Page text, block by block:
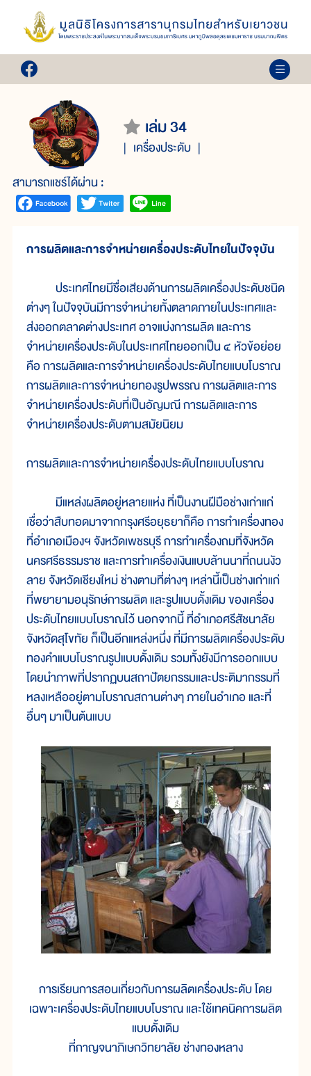
เล่ม 34
เครื่องประดับ
สามารถแชร์ได้ผ่าน :
การผลิตและการจำหน่ายเครื่องประดับไทยในปัจจุบัน
ประเทศไทยมีชื่อเสียงด้านการผลิตเครื่องประดับชนิด
ต่างๆ ในปัจจุบันมีการจำหน่ายทั้งตลาดภายในประเทศและ
ส่งออกตลาดต่างประเทศ อาจแบ่งการผลิต และการ
จำหน่ายเครื่องประดับในประเทศไทยออกเป็น ๔ หัวข้อย่อย
คือ การผลิตและการจำหน่ายเครื่องประดับไทยแบบโบราณ
การผลิตและการจำหน่ายทองรูปพรรณ การผลิตและการ
จำหน่ายเครื่องประดับที่เป็นอัญมณี การผลิตและการ
จำหน่ายเครื่องประดับตามสมัยนิยม
การผลิตและการจำหน่ายเครื่องประดับไทยแบบโบราณ
มีแหล่งผลิตอยู่หลายแห่ง ที่เป็นงานฝีมือช่างเก่าแก่
เชื่อว่าสืบทอดมาจากกรุงศรีอยุธยาก็คือ การทำเครื่องทอง
ที่อำเภอเมืองฯ จังหวัดเพชรบุรี การทำเครื่องถมที่จังหวัด
นครศรีธรรมราช และการทำเครื่องเงินแบบล้านนาที่ถนนงัว
ลาย จังหวัดเชียงใหม่ ช่างตามที่ต่างๆ เหล่านี้เป็นช่างเก่าแก่
ที่พยายามอนุรักษ์การผลิต และรูปแบบดั้งเดิม ของเครื่อง
ประดับไทยแบบโบราณไว้ นอกจากนี้ ที่อำเภอศรีสัชนาลัย
จังหวัดสุโขทัย ก็เป็นอีกแหล่งหนึ่ง ที่มีการผลิตเครื่องประดับ
ทองคำแบบโบราณรูปแบบดั้งเดิม รวมทั้งยังมีการออกแบบ
โดยนำภาพที่ปรากฏบนสถาปัตยกรรมและประติมากรรมที่
หลงเหลืออยู่ตามโบราณสถานต่างๆ ภายในอำเภอ และที่
อื่นๆ มาเป็นต้นแบบ
การเรียนการสอนเกี่ยวกับการผลิตเครื่องประดับ โดย
เฉพาะเครื่องประดับไทยแบบโบราณ และใช้เทคนิคการผลิต
แบบดั้งเดิม
ที่กาญจนาภิเษกวิทยาลัย ช่างทองหลาง